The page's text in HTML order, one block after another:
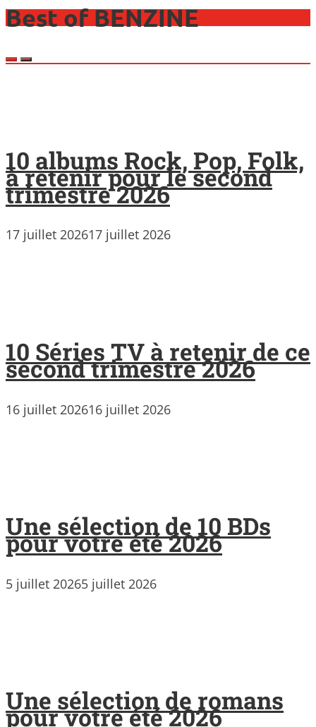
Best of BENZINE
10 albums Rock, Pop, Folk,
à retenir pour le second
trimestre 2026
17 juillet 202617 juillet 2026
10 Séries TV à retenir de ce
second trimestre 2026
16 juillet 202616 juillet 2026
Une sélection de 10 BDs
pour votre été 2026
5 juillet 20265 juillet 2026
Une sélection de romans
pour votre été 2026